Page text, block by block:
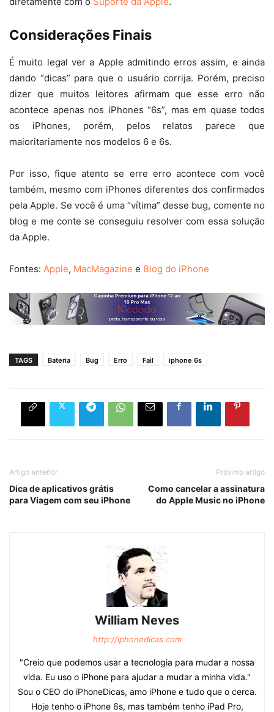
Considerações Finais
É muito legal ver a Apple admitindo erros assim, e ainda
dando “dicas” para que o usuário corrija. Porém, preciso
dizer que muitos leitores afirmam que esse erro não
acontece apenas nos iPhones “6s”, mas em quase todos
os iPhones, porém, pelos relatos parece que
maioritariamente nos modelos 6 e 6s.
Por isso, fique atento se erre erro acontece com você
também, mesmo com iPhones diferentes dos confirmados
pela Apple. Se você é uma “vítima” desse bug, comente no
blog e me conte se conseguiu resolver com essa solução
da Apple.
Fontes: Apple, MacMagazine e Blog do iPhone
TAGS Bateria Bug Erro Fail iphone 6s
Artigo anterior
Dica de aplicativos grátis
para Viagem com seu iPhone
Próximo artigo
Como cancelar a assinatura
do Apple Music no iPhone
William Neves
http://iphonedicas.com
"Creio que podemos usar a tecnologia para mudar a nossa
vida. Eu uso o iPhone para ajudar a mudar a minha vida."
Sou o CEO do iPhoneDicas, amo iPhone e tudo que o cerca.
Hoje tenho o iPhone 6s, mas também tenho iPad Pro,